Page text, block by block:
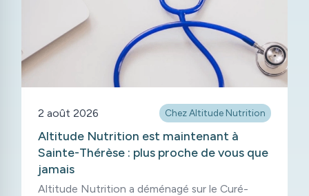
2 août 2026 Chez Altitude Nutrition
Altitude Nutrition est maintenant à
Sainte-Thérèse : plus proche de vous que
jamais
Altitude Nutrition a déménagé sur le Curé-